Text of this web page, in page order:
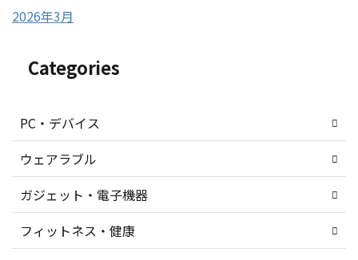
2026年3月
Categories
PC・デバイス
ウェアラブル
ガジェット・電子機器
フィットネス・健康